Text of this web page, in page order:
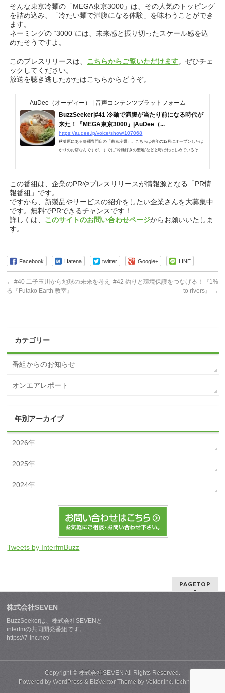
そんな東京冷麺の「MEGA東京3000」は、その人気のトッピング
を詰め込み、「冷たい麺で満腹になる体験」を味わうことができ
ます。
ネーミングの “3000”には、未来感と振り切ったスケール感を込
めたそうですよ。
このプレスリリースは、 こちらからご覧いただけます。ぜひチェ
ックしてください。
放送を聴き逃したかたはこちらからどうぞ。
AuDee（オーディー） | 音声コンテンツプラットフォーム
BuzzSeeker|#41 冷麺で満腹が当たり前になる時代が
来た！『MEGA東京3000』|AuDee（...
https://audee.jp/voice/show/107068
秋葉原にある冷麺専門店の「東京冷麺」。こちらは去年の12月にオープンしたば
かりのお店なんですが、すでに“冷麺好きの聖地”などと呼ばれはじめているそう
この番組は、企業のPRやプレスリリースが情報源となる「PR情
報番組」です。
ですから、新製品やサービスの紹介をしたい企業さんを大募集中
です。無料でPRできるチャンスです！
詳しくは、 このサイトのお問い合わせページからお願いいたしま
す。
Facebook Hatena twitter Google+ LINE
← #40 二子玉川から地球の未来を考え
る『Futako Earth 教室』
#42 釣りと環境保護をつなげる！『1%
to rivers』
→
カテゴリー
番組からのお知らせ
オンエアレポート
年別アーカイブ
2026年
2025年
2024年
Tweets by InterfmBuzz
PAGETOP
株式会社SEVEN
BuzzSeekerは、株式会社SEVENと
interfmの共同開発番組です。
https://7-inc.net/
Copyright © 株式会社SEVEN All Rights Reserved.
Powered byWordPress & BizVektor Theme byVektor,Inc. technology.